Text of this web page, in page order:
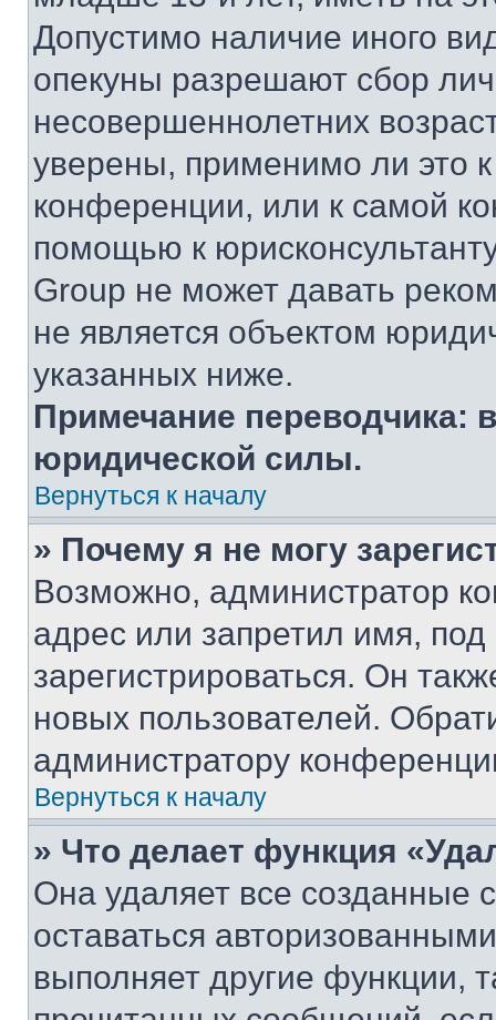
Допустимо наличие иного
опекуны разрешают сбор
несовершеннолетних
уверены, применимо ли это
конференции, или к самой
помощью к
Group не может давать
не является объектом
указанных ниже.
Примечание переводчика:
юридической силы.
Вернуться к началу
» Почему я не могу
Возможно, администратор
адрес или запретил имя,
зарегистрироваться. Он
новых пользователей.
администратору
Вернуться к началу
» Что делает функция
Она удаляет все созданные
оставаться
выполняет другие функции,